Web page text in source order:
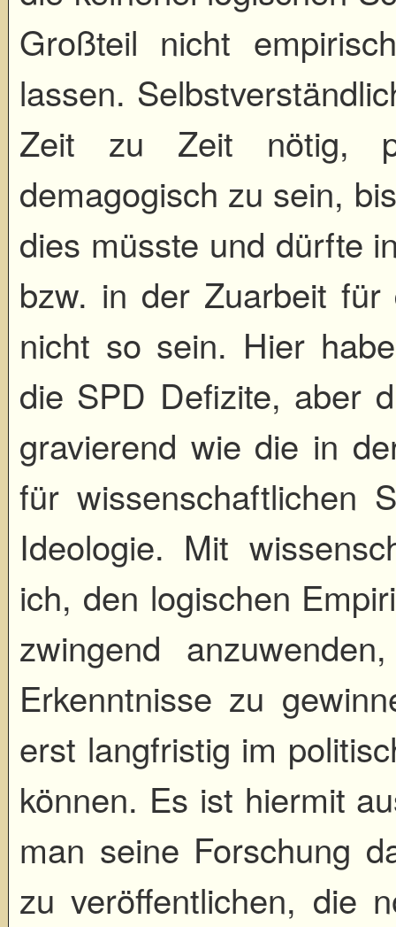
Großteil nicht
lassen.
Zeit zu Zeit nötig,
demagogisch zu sein,
dies müsste und dürfte
bzw. in der Zuarbeit für
nicht so sein. Hier
die SPD Defizite, aber
gravierend wie die in
für wissenschaftlichen
Ideologie. Mit
ich, den logischen
zwingend
Erkenntnisse zu
erst langfristig im
können. Es ist hiermit
man seine Forschung
zu veröffentlichen, die